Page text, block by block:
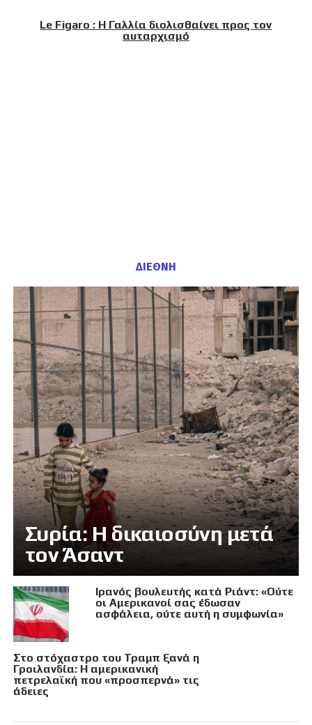
Le Figaro : Η Γαλλία διολισθαίνει προς τον
αυταρχισμό
ΔΙΕΘΝΗ
Συρία: Η δικαιοσύνη μετά
τον Άσαντ
Ιρανός βουλευτής κατά Ριάντ: «Ούτε
οι Αμερικανοί σας έδωσαν
ασφάλεια, ούτε αυτή η συμφωνία»
Στο στόχαστρο του Τραμπ ξανά η
Γροιλανδία: Η αμερικανική
πετρελαϊκή που «προσπερνά» τις
άδειες